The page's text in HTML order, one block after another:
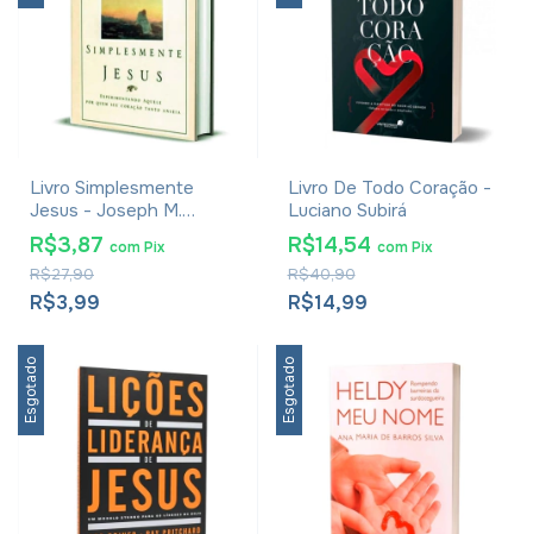
Livro Simplesmente
Jesus - Joseph M.
Stowell
R$3,99
R$27,90
R$3,87 comPix
Livro De Todo Coração -
Luciano Subirá
R$14,99
R$40,90
R$14,54 com Pix
Esgotado Esgotado